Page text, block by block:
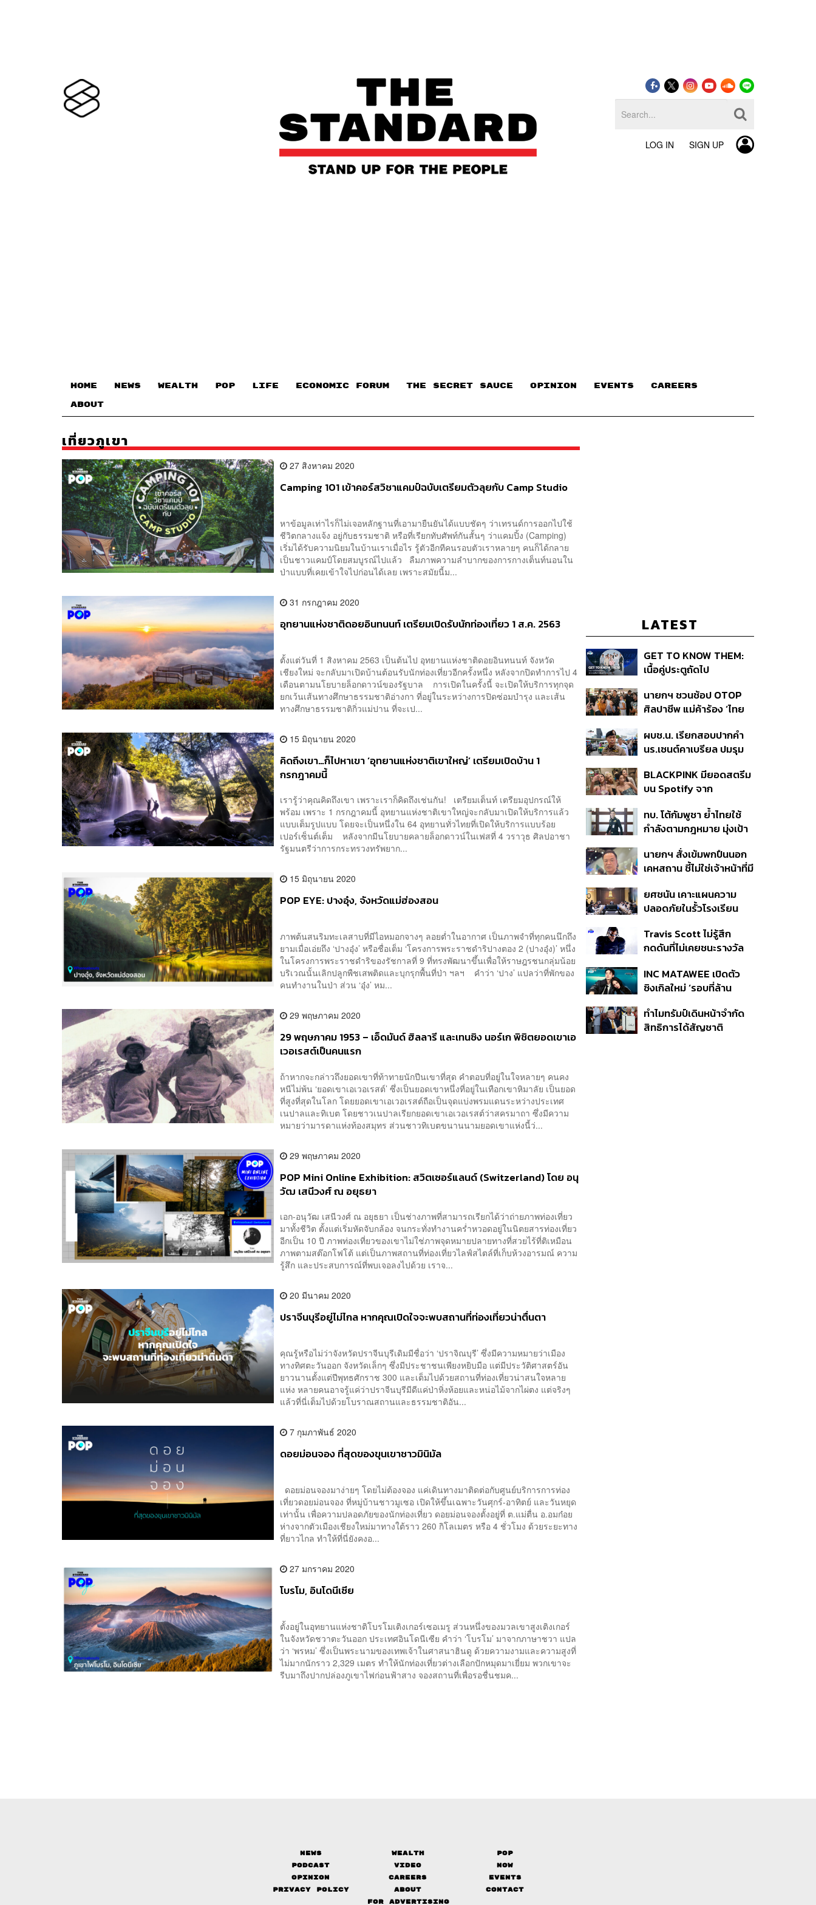
LOG IN SIGN UP
HOME NEWS WEALTH POP LIFE ECONOMIC FORUM THE SECRET SAUCE​ OPINION EVENTS CAREERS
ABOUT
เที่ยวภูเขา
27 สิงหาคม 2020
Camping 101 เข้าคอร์สวิชาแคมป์ฉบับเตรียมตัวลุยกับ Camp Studio
หาข้อมูลเท่าไรก็ไม่เจอหลักฐานที่เอามายืนยันได้แบบชัดๆ ว่าเทรนด์การออกไปใช้
ชีวิตกลางแจ้ง อยู่กับธรรมชาติ หรือที่เรียกทับศัพท์กันสั้นๆ ว่าแคมปิ้ง (Camping)
เริ่มได้รับความนิยมในบ้านเราเมื่อไร รู้ตัวอีกทีคนรอบตัวเราหลายๆ คนก็ได้กลาย
เป็นชาวแคมป์โดยสมบูรณ์ไปแล้ว ลืมภาพความลำบากของการกางเต็นท์นอนใน
ป่าแบบที่เคยเข้าใจไปก่อนได้เลย เพราะสมัยนี้ม...
31 กรกฎาคม 2020
อุทยานแห่งชาติดอยอินทนนท์ เตรียมเปิดรับนักท่องเที่ยว 1 ส.ค. 2563
ตั้งแต่วันที่ 1 สิงหาคม 2563 เป็นต้นไป อุทยานแห่งชาติดอยอินทนนท์ จังหวัด
เชียงใหม่ จะกลับมาเปิดบ้านต้อนรับนักท่องเที่ยวอีกครั้งหนึ่ง หลังจากปิดทำการไป 4
เดือนตามนโยบายล็อกดาวน์ของรัฐบาล การเปิดในครั้งนี้ จะเปิดให้บริการทุกจุด
ยกเว้นเส้นทางศึกษาธรรมชาติอ่างกา ที่อยู่ในระหว่างการปิดซ่อมบำรุง และเส้น
ทางศึกษาธรรมชาติกิ่วแม่ปาน ที่จะเป...
15 มิถุนายน 2020
คิดถึงเขา…ก็ไปหาเขา ‘อุทยานแห่งชาติเขาใหญ่’ เตรียมเปิดบ้าน 1
กรกฎาคมนี้
เรารู้ว่าคุณคิดถึงเขา เพราะเราก็คิดถึงเช่นกัน! เตรียมเต็นท์ เตรียมอุปกรณ์ให้
พร้อม เพราะ 1 กรกฎาคมนี้ อุทยานแห่งชาติเขาใหญ่จะกลับมาเปิดให้บริการแล้ว
แบบเต็มรูปแบบ โดยจะเป็นหนึ่งใน 64 อุทยานทั่วไทยที่เปิดให้บริการแบบร้อย
เปอร์เซ็นต์เต็ม หลังจากมีนโยบายคลายล็อกดาวน์ในเฟสที่ 4 วราวุธ​ ศิลปอาชา​
รัฐมนตรีว่าการกระทรวงทรัพยาก...
15 มิถุนายน 2020
POP EYE: ปางอุ๋ง, จังหวัดแม่ฮ่องสอน
ภาพต้นสนริมทะเลสาบที่มีไอหมอกจางๆ ลอยต่ำในอากาศ เป็นภาพจำที่ทุกคนนึกถึง
ยามเมื่อเอ่ยถึง ‘ปางอุ๋ง’ หรือชื่อเต็ม ‘โครงการพระราชดำริปางตอง 2 (ปางอุ๋ง)’ หนึ่ง
ในโครงการพระราชดำริของรัชกาลที่ 9 ที่ทรงพัฒนาขึ้นเพื่อให้ราษฎรชนกลุ่มน้อย
บริเวณนั้นเลิกปลูกพืชเสพติดและบุกรุกพื้นที่ป่า ฯลฯ คำว่า ‘ปาง’ แปลว่าที่พักของ
คนทำงานในป่า ส่วน ‘อุ๋ง’ หม...
29 พฤษภาคม 2020
29 พฤษภาคม 1953 – เอ็ดมันด์ ฮิลลารี และเทนซิง นอร์เก พิชิตยอดเขาเอ
เวอเรสต์เป็นคนแรก
ถ้าหากจะกล่าวถึงยอดเขาที่ท้าทายนักปีนเขาที่สุด คำตอบที่อยู่ในใจหลายๆ คนคง
หนีไม่พ้น ‘ยอดเขาเอเวอเรสต์’ ซึ่งเป็นยอดเขาหนึ่งที่อยู่ในเทือกเขาหิมาลัย เป็นยอด
ที่สูงที่สุดในโลก โดยยอดเขาเอเวอเรสต์ถือเป็นจุดแบ่งพรมแดนระหว่างประเทศ
เนปาลและทิเบต โดยชาวเนปาลเรียกยอดเขาเอเวอเรสต์ว่าสครมาถา ซึ่งมีความ
หมายว่ามารดาแห่งท้องสมุทร ส่วนชาวทิเบตขนานนามยอดเขาแห่งนี้ว่...
29 พฤษภาคม 2020
POP Mini Online Exhibition: สวิตเซอร์แลนด์ (Switzerland) โดย อนุ
วัฒ เสนีวงศ์ ณ อยุธยา
เอก-อนุวัฒ เสนีวงศ์ ณ อยุธยา เป็นช่างภาพที่สามารถเรียกได้ว่าถ่ายภาพท่องเที่ยว
มาทั้งชีวิต ตั้งแต่เริ่มหัดจับกล้อง จนกระทั่งทำงานคร่ำหวอดอยู่ในนิตยสารท่องเที่ยว
อีกเป็น 10 ปี ภาพท่องเที่ยวของเขาไม่ใช่ภาพจุดหมายปลายทางที่สวยไร้ที่ติเหมือน
ภาพตามสต๊อกโฟโต้ แต่เป็นภาพสถานที่ท่องเที่ยวไลฟ์สไตล์ที่เก็บห้วงอารมณ์ ความ
รู้สึก และประสบการณ์ที่พบเจอลงไปด้วย เราจ...
20 มีนาคม 2020
ปราจีนบุรีอยู่ไม่ไกล หากคุณเปิดใจจะพบสถานที่ท่องเที่ยวน่าตื่นตา
คุณรู้หรือไม่ว่าจังหวัดปราจีนบุรีเดิมมีชื่อว่า ‘ปราจิณบุรี’ ซึ่งมีความหมายว่าเมือง
ทางทิศตะวันออก จังหวัดเล็กๆ ซึ่งมีประชาชนเพียงหยิบมือ แต่มีประวัติศาสตร์อัน
ยาวนานตั้งแต่ปีพุทธศักราช 300 และเต็มไปด้วยสถานที่ท่องเที่ยวน่าสนใจหลาย
แห่ง หลายคนอาจรู้แค่ว่าปราจีนบุรีมีดีแค่ป่าหิ่งห้อยและหน่อไม้จากไผ่ตง แต่จริงๆ
แล้วที่นี่เต็มไปด้วยโบราณสถานและธรรมชาติอัน...
7 กุมภาพันธ์ 2020
ดอยม่อนจอง ที่สุดของขุนเขาชาวมินิมัล
ดอยม่อนจองมาง่ายๆ โดยไม่ต้องจอง แค่เดินทางมาติดต่อกับศูนย์บริการการท่อง
เที่ยวดอยม่อนจอง ที่หมู่บ้านชาวมูเซอ เปิดให้ขึ้นเฉพาะวันศุกร์-อาทิตย์ และวันหยุด
เท่านั้น เพื่อความปลอดภัยของนักท่องเที่ยว ดอยม่อนจองตั้งอยู่ที่ ต.แม่ตื่น อ.อมก๋อย
ห่างจากตัวเมืองเชียงใหม่มาทางใต้ราว 260 กิโลเมตร หรือ 4 ชั่วโมง ด้วยระยะทาง
ที่ยาวไกล ทำให้ที่นี่ยังคงอ...
27 มกราคม 2020
โบรโม, อินโดนีเซีย
ตั้งอยู่ในอุทยานแห่งชาติโบรโมเติงเกอร์เซอเมรู ส่วนหนึ่งของมวลเขาสูงเติงเกอร์
ในจังหวัดชวาตะวันออก ประเทศอินโดนีเซีย คำว่า ‘โบรโม’ มาจากภาษาชวา แปล
ว่า ‘พรหม’ ซึ่งเป็นพระนามของเทพเจ้าในศาสนาฮินดู ด้วยความงามและความสูงที่
ไม่มากนักราว 2,329 เมตร ทำให้นักท่องเที่ยวต่างเลือกปักหมุดมาเยี่ยม พวกเขาจะ
รีบมาถึงปากปล่องภูเขาไฟก่อนฟ้าสาง จองสถานที่เพื่อรอชื่นชมค...
LATEST
GET TO KNOW THEM:
เนื้อคู่ประตูถัดไป
นายกฯ ชวนช้อป OTOP
ศิลปาชีพ แม่ค้าร้อง ‘ไทย
ถามมีต่อไหม นายกฯ ตอบ
‘เดี๋ยวจะพยายาม’
ผบช.น. เรียกสอบปากคำ
นร.เซนต์คาเบรียล ปมรุม
ดำเนินคดีแล้ว
BLACKPINK มียอดสตรีม
บน Spotify จาก
ครั้ง ตลอด 10 ปีที่ผ่านมา
ทบ. โต้กัมพูชา ย้ำไทยใช้
กำลังตามกฎหมาย มุ่งเป้า
หายไทยไม่อาจลบด้วย
ข้อมูลบิดเบือน
นายกฯ สั่งเข้มพกปืนนอก
เคหสถาน ชี้ไม่ใช่เจ้าหน้าที่มี
ก่อเหตุ เจ้าของร่วมรับผิด
ยศชนัน เคาะแผนความ
ปลอดภัยในรั้วโรงเรียน
ดูแล-คุมเข้มคัดกรองสิ่ง
ผิดกฎหมาย
Travis Scott ไม่รู้สึก
กดดันที่ไม่เคยชนะรางวัล
แล้ว 10 ครั้ง
INC MATAWEE เปิดตัว
ซิงเกิลใหม่ ‘รอบที่ล้าน
มาแสดงในมิวสิกวิดีโอ
ทำไมทรัมป์เดินหน้าจำกัด
สิทธิการได้สัญชาติ
News Wealth
Pop
Podcast
Video
Now
Opinion
Careers
Events
Privacy Policy
About
Contact
FOR ADVERTISING